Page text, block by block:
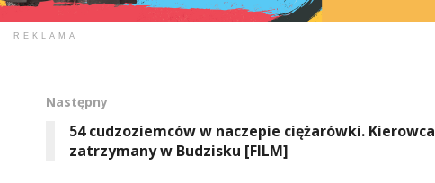
REKLAMA
Następny
54 cudzoziemców w naczepie ciężarówki. Kierowca
zatrzymany w Budzisku [FILM]